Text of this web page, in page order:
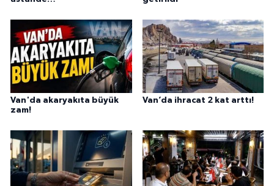
Van'da akaryakıta büyük
zam!
Van’da ihracat 2 kat arttı!